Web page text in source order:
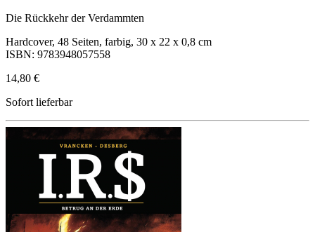
Die Rückkehr der Verdammten
Hardcover, 48 Seiten, farbig, 30 x 22 x 0,8 cm
ISBN: 9783948057558
14,80 €
Sofort lieferbar